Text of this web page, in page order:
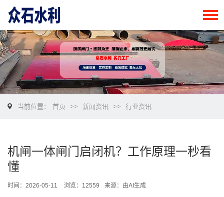
当前位置： 首页 >> 新闻资讯 >> 行业资讯
机闸一体闸门启闭机？工作原理一秒看
懂
时间：2026-05-11 浏览：12559 来源：由AI生成